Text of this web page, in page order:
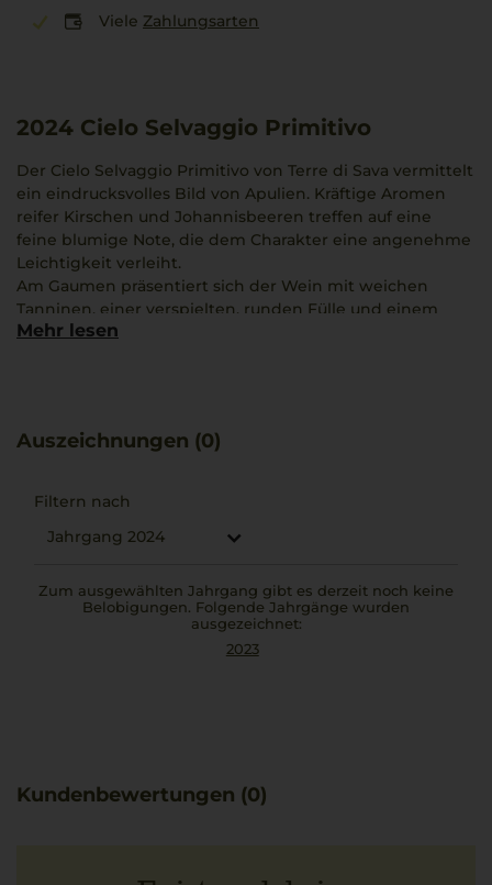
Viele Zahlungsarten
2024 Cielo Selvaggio Primitivo
Der Cielo Selvaggio Primitivo von Terre di Sava vermittelt
ein eindrucksvolles Bild von Apulien. Kräftige Aromen
reifer Kirschen und Johannisbeeren treffen auf eine
feine blumige Note, die dem Charakter eine angenehme
Leichtigkeit verleiht.
Am Gaumen präsentiert sich der Wein mit weichen
Tanninen, einer verspielten, runden Fülle und einem
mittleren Körper. Die Sorte Primitivo bringt in dem
Persönlichkeit entfaltet.
Mehr lesen
Auszeichnungen (0)
Filtern nach
Jahrgang 2024
Zum ausgewählten Jahrgang gibt es derzeit noch keine
Belobigungen. Folgende Jahrgänge wurden
ausgezeichnet:
2023
Kundenbewertungen (0)